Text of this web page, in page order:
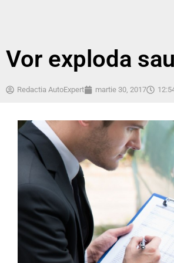
Vor exploda
Redactia AutoExpert martie 30, 2017